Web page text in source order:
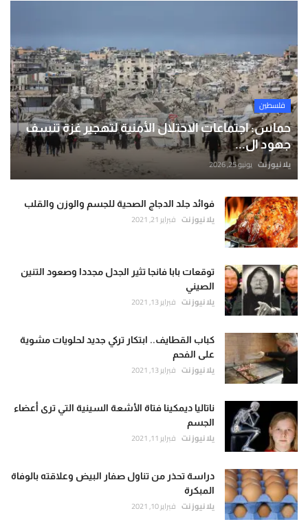
فلسطين
حماس: اجتماعات الاحتلال الأمنية لتهجير غزة تنسف
جهود ال...
يلا نيوز نت يونيو 25, 2026
فوائد جلد الدجاج الصحية للجسم والوزن والقلب
يلا نيوز نت فبراير 21, 2021
توقعات بابا فانجا تثير الجدل مجددا وصعود التنين
الصيني
يلا نيوز نت فبراير 13, 2021
كباب القطايف.. ابتكار تركي جديد لحلويات مشوية
على الفحم
يلا نيوز نت فبراير 13, 2021
ناتاليا ديمكينا فتاة الأشعة السينية التي ترى أعضاء
الجسم
يلا نيوز نت فبراير 11, 2021
دراسة تحذر من تناول صفار البيض وعلاقته بالوفاة
المبكرة
يلا نيوز نت فبراير 10, 2021